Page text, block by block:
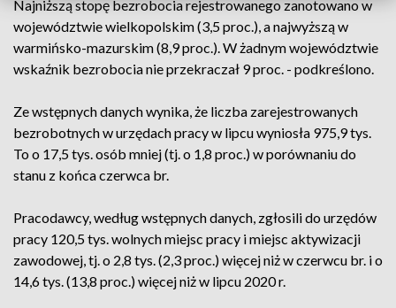
Najniższą stopę bezrobocia rejestrowanego zanotowano w
województwie wielkopolskim (3,5 proc.), a najwyższą w
warmińsko-mazurskim (8,9 proc.). W żadnym województwie
wskaźnik bezrobocia nie przekraczał 9 proc. - podkreślono.
Ze wstępnych danych wynika, że liczba zarejestrowanych
bezrobotnych w urzędach pracy w lipcu wyniosła 975,9 tys.
To o 17,5 tys. osób mniej (tj. o 1,8 proc.) w porównaniu do
stanu z końca czerwca br.
Pracodawcy, według wstępnych danych, zgłosili do urzędów
pracy 120,5 tys. wolnych miejsc pracy i miejsc aktywizacji
zawodowej, tj. o 2,8 tys. (2,3 proc.) więcej niż w czerwcu br. i o
14,6 tys. (13,8 proc.) więcej niż w lipcu 2020 r.